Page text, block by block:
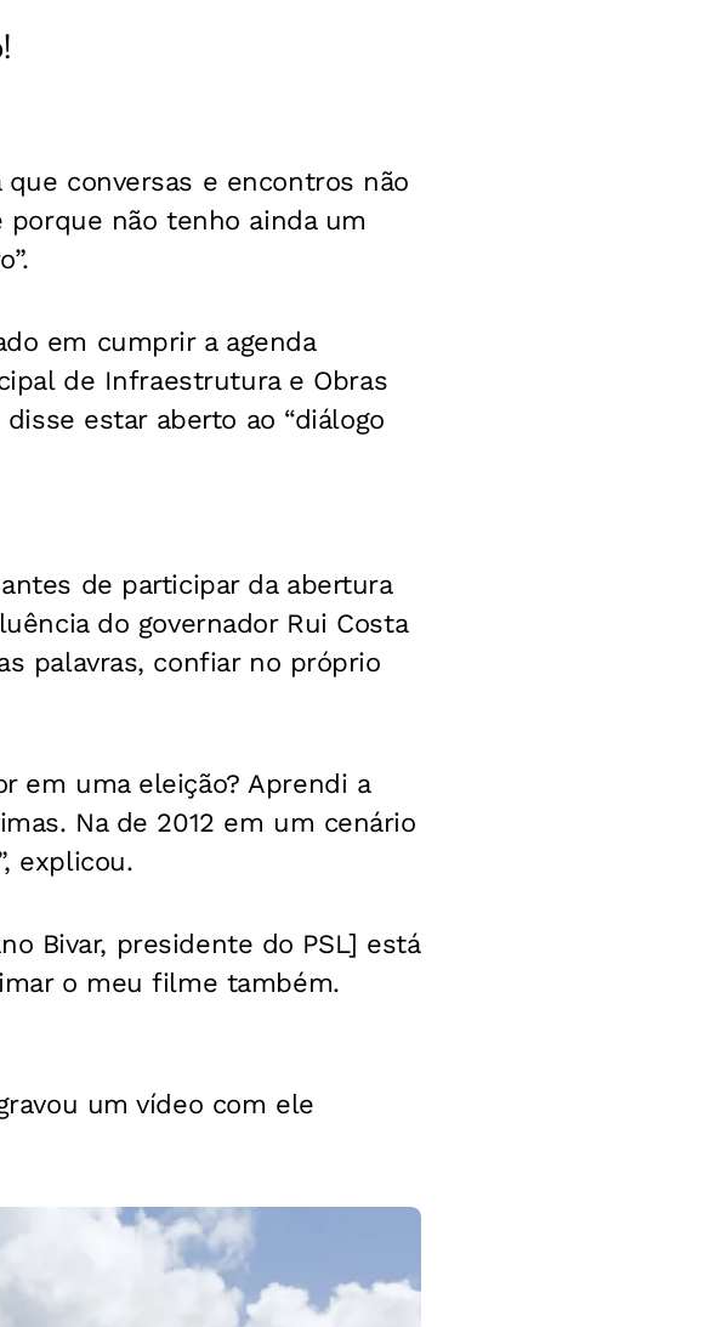
conversas e encontros não
porque não tenho ainda um
em cumprir a agenda
de Infraestrutura e Obras
estar aberto ao “diálogo
de participar da abertura
do governador Rui Costa
palavras, confiar no próprio
em uma eleição? Aprendi a
Na de 2012 em um cenário
explicou.
Bivar, presidente do PSL] está
o meu filme também.
um vídeo com ele